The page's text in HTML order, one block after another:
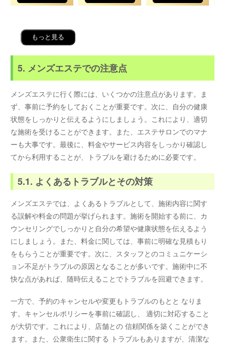
もっと見る
5. メンズエステでの注意点
メンズエステに行く際には、いくつかの注意点があります。ま
ず、事前に予約をしておくことが重要です。次に、自分の健康
状態をしっかりと伝えるようにしましょう。これにより、適切
な施術を受けることができます。また、エステサロンでのマナ
ーも大事です。最後に、料金やサービス内容をしっかり確認し
てから利用することが、トラブルを避けるために必要です。
5.1. よくあるトラブルとその対策
メンズエステでは、よくあるトラブルとして、施術内容に関す
る誤解や料金の問題が挙げられます。施術を開始する前に、カ
ウンセリングでしっかりと自分の希望や健康状態を伝えるよう
にしましょう。また、料金に関しては、事前に明確な見積もり
をもらうことが重要です。次に、スタッフとのコミュニケーシ
ョン不足がトラブルの原因となることが多いです。施術中に不
快な点があれば、随時伝えることでトラブルを回避できます。
一方で、予約のキャンセルや変更もトラブルのもとと なりま
す。キャンセルポリシーを事前に確認し、 適切に対応すること
が大切です。これにより、店舗との 信頼関係を築くことができ
ます。また、公衆衛生に関する トラブルもありますが、清潔な